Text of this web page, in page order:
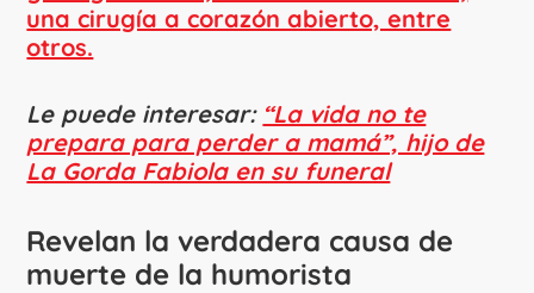
una cirugía a corazón abierto, entre
otros.
Le puede interesar: “La vida no te
prepara para perder a mamá”, hijo de
La Gorda Fabiola en su funeral
Revelan la verdadera causa de
muerte de la humorista